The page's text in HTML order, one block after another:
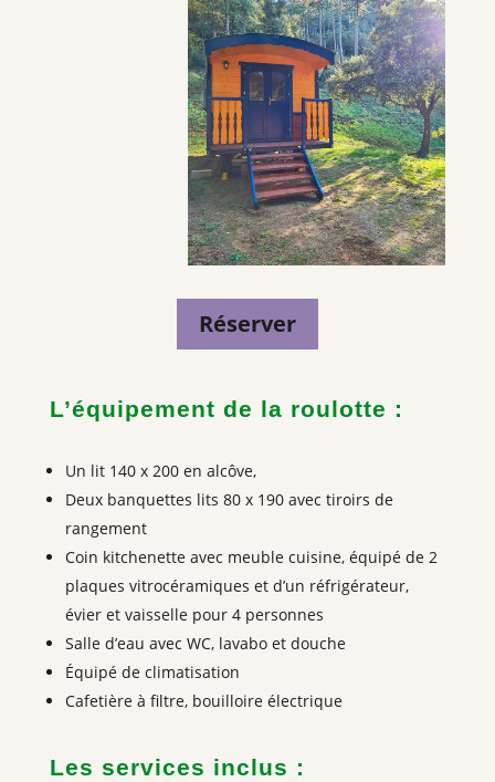
Réserver
L’équipement de la roulotte :
Un lit 140 x 200 en alcôve,
Deux banquettes lits 80 x 190 avec tiroirs de
rangement
Coin kitchenette avec meuble cuisine, équipé de 2
plaques vitrocéramiques et d’un réfrigérateur,
évier et vaisselle pour 4 personnes
Salle d’eau avec WC, lavabo et douche
Équipé de climatisation
Cafetière à filtre, bouilloire électrique
Les services inclus :